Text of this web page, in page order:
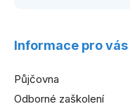
Informace pro vás
Půjčovna
Odborné zaškolení